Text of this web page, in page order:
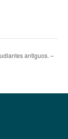
antiguos. –